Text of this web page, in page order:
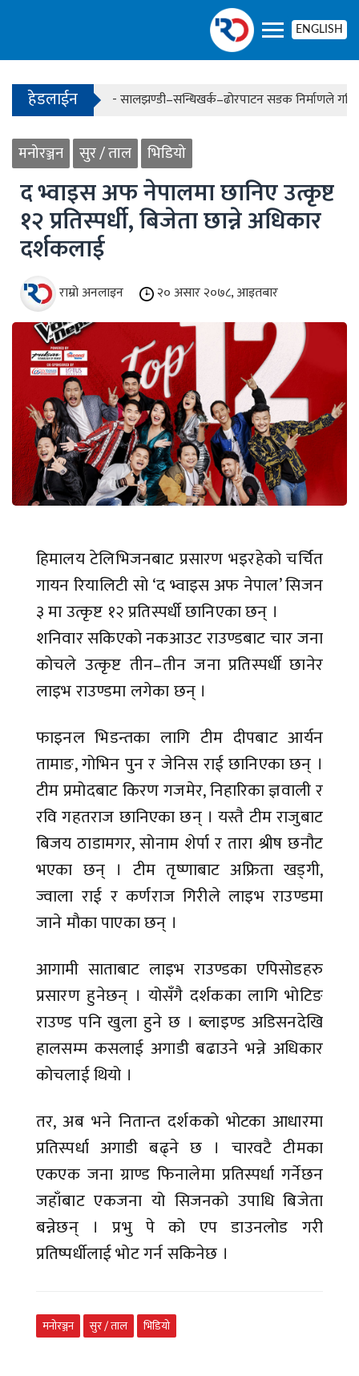
ENGLISH
हेडलाईन
- केही उद्योगमा आशालाग्दा परिणाम देखिन थालेका छन्
- बढ्दै ग्यासको आयात, हट्दै अभाव
- बढ्दै ग्यासको आयात, हट्दै अभाव
मनोरञ्जन सुर / ताल भिडियो
द भ्वाइस अफ नेपालमा छानिए उत्कृष्ट
१२ प्रतिस्पर्धी, बिजेता छान्ने अधिकार
दर्शकलाई
राम्रो अनलाइन २० असार २०७८, आइतबार
हिमालय टेलिभिजनबाट प्रसारण भइरहेको चर्चित
गायन रियालिटी सो ‘द भ्वाइस अफ नेपाल’ सिजन
३ मा उत्कृष्ट १२ प्रतिस्पर्धी छानिएका छन् ।
शनिवार सकिएको नकआउट राउण्डबाट चार जना
कोचले उत्कृष्ट तीन–तीन जना प्रतिस्पर्धी छानेर
लाइभ राउण्डमा लगेका छन् ।
फाइनल भिडन्तका लागि टीम दीपबाट आर्यन
तामाङ, गोभिन पुन र जेनिस राई छानिएका छन् ।
टीम प्रमोदबाट किरण गजमेर, निहारिका ज्ञवाली र
रवि गहतराज छानिएका छन् । यस्तै टीम राजुबाट
बिजय ठाडामगर, सोनाम शेर्पा र तारा श्रीष छनौट
भएका छन् । टीम तृष्णाबाट अफ्रिता खड्गी,
ज्वाला राई र कर्णराज गिरीले लाइभ राउण्डमा
जाने मौका पाएका छन् ।
आगामी साताबाट लाइभ राउण्डका एपिसोडहरु
प्रसारण हुनेछन् । योसँगै दर्शकका लागि भोटिङ
राउण्ड पनि खुला हुने छ । ब्लाइण्ड अडिसनदेखि
हालसम्म कसलाई अगाडी बढाउने भन्ने अधिकार
कोचलाई थियो ।
तर, अब भने नितान्त दर्शकको भोटका आधारमा
प्रतिस्पर्धा अगाडी बढ्ने छ । चारवटै टीमका
एकएक जना ग्राण्ड फिनालेमा प्रतिस्पर्धा गर्नेछन
जहाँबाट एकजना यो सिजनको उपाधि बिजेता
बन्नेछन् । प्रभु पे को एप डाउनलोड गरी
प्रतिष्पर्धीलाई भोट गर्न सकिनेछ ।
मनोरञ्जन सुर / ताल भिडियो